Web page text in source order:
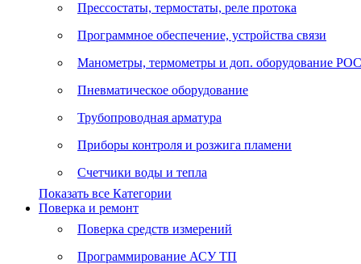
Прессостаты, термостаты, реле протока
Программное обеспечение, устройства связи
Манометры, термометры и доп. оборудование
Пневматическое оборудование
Трубопроводная арматура
Приборы контроля и розжига пламени
Счетчики воды и тепла
Показать все Категории
Поверка и ремонт
Поверка средств измерений
Программирование АСУ ТП